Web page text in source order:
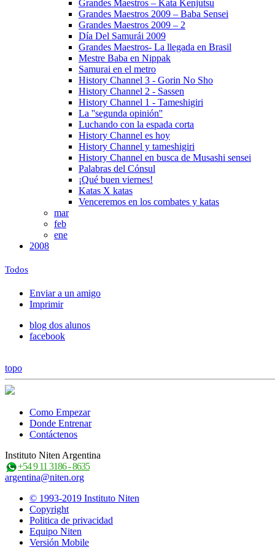
Grandes Maestros – Kata Kenjutsu
Grandes Maestros 2009 – Baba Sensei
Grandes Maestros 2009 – 2
Día Del Samurái 2009
Grandes Maestros- La llegada en Brasil
Mestre Baba en Nippak
Samurai en el metro
History Channel 3 - Gorin No Sho
History Channel 2 - Sassen
History Channel 1 - Tameshigiri
La ''segunda opinión''
Luchando con la espada corta
History Channel es hoy
History Channel y tameshigiri
History Channel en busca de Musashi sensei
Palabras del Cónsul
¡Qué buen viernes!
Katas X katas
Venceremos en los combates y katas
mar
feb
ene
2008
Todos
Enviar a un amigo
Imprimir
blog dos alunos
facebook
topo
Como Empezar
Donde Entrenar
Contáctenos
Instituto Niten Argentina
+54 9 11 3186 - 8635
argentina@niten.org
© 1993-2019 Instituto Niten
Copyright
Politica de privacidad
Equipo Niten
Versión Mobile